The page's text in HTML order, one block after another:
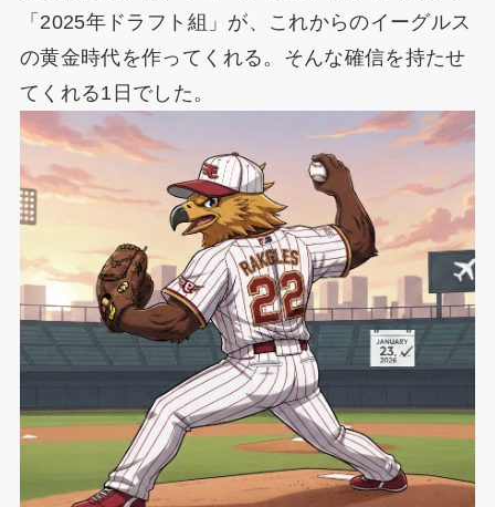
「2025年ドラフト組」が、これからのイーグルス
の黄金時代を作ってくれる。そんな確信を持たせ
てくれる1日でした。